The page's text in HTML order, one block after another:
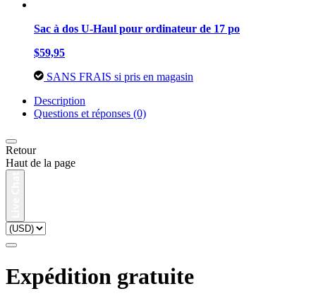
Sac à dos U-Haul pour ordinateur de 17 po
$59,95
SANS FRAIS si pris en magasin
Description
Questions et réponses (0)
Retour
Haut de la page
Expédition gratuite